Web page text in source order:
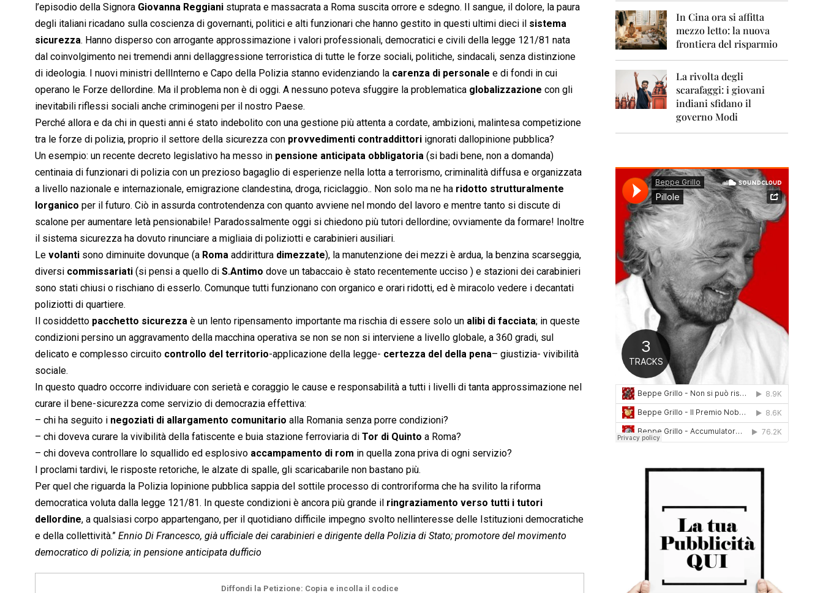
0
0
1
2
2
1
2
1
2
0
1
5
2
6
l’episodio della Signora Giovanna Reggiani stuprata e massacrata a Roma suscita orrore e sdegno. Il sangue, il dolore, la paura
degli italiani ricadano sulla coscienza di governanti, politici e alti funzionari che hanno gestito in questi ultimi dieci il  sistema
sicurezza. Hanno disperso con arrogante approssimazione i valori professionali, democratici e civili della legge 121/81 nata
dal coinvolgimento nei tremendi anni dellaggressione terroristica di tutte le forze sociali, politiche, sindacali, senza distinzione
di ideologia. I nuovi ministri dellInterno e Capo della Polizia stanno evidenziando la carenza di personale e di fondi in cui
operano le Forze dellordine. Ma il problema non è di oggi. A nessuno poteva sfuggire la problematica  globalizzazione  con gli
inevitabili riflessi sociali anche criminogeni per il nostro Paese.
Perché allora e da chi in questi anni é stato indebolito con una gestione più attenta a cordate, ambizioni, malintesa competizione
tra le forze di polizia, proprio il settore della sicurezza con provvedimenti contraddittori ignorati dallopinione pubblica?
Un esempio: un recente decreto legislativo ha messo in  pensione anticipata obbligatoria  (si badi bene, non a domanda)
centinaia di funzionari di polizia con un prezioso bagaglio di esperienze nella lotta a terrorismo, criminalità diffusa e organizzata
a livello nazionale e internazionale, emigrazione clandestina, droga, riciclaggio.. Non solo ma ne ha ridotto strutturalmente
lorganico per il futuro. Ciò in assurda controtendenza con quanto avviene nel mondo del lavoro e mentre tanto si discute di
scalone per aumentare letà pensionabile! Paradossalmente oggi si chiedono più tutori dellordine; ovviamente da formare! Inoltre
il sistema sicurezza ha dovuto rinunciare a migliaia di poliziotti e carabinieri ausiliari.
Le  volanti  sono diminuite dovunque (a Roma addirittura dimezzate), la manutenzione dei mezzi è ardua, la benzina scarseggia,
diversi commissariati (si pensi a quello di S.Antimo dove un tabaccaio è stato recentemente ucciso ) e stazioni dei carabinieri
sono stati chiusi o rischiano di esserlo. Comunque tutti funzionano con organico e orari ridotti, ed è miracolo vedere i decantati
poliziotti di quartiere.
Il cosiddetto pacchetto sicurezza è un lento ripensamento importante ma rischia di essere solo un alibi di facciata; in queste
condizioni persino un aggravamento della macchina operativa se non se non si interviene a livello globale, a 360 gradi, sul
delicato e complesso circuito  controllo del territorio-applicazione della legge- certezza del della pena– giustizia- vivibilità
sociale.
In questo quadro occorre individuare con serietà e coraggio le cause e responsabilità a tutti i livelli di tanta approssimazione nel
curare il bene-sicurezza come servizio di democrazia effettiva:
– chi ha seguito i negoziati di allargamento comunitario alla Romania senza porre condizioni?
– chi doveva curare la vivibilità della fatiscente e buia stazione ferroviaria di Tor di Quinto a Roma?
– chi doveva controllare lo squallido ed esplosivo accampamento di rom in quella zona priva di ogni servizio?
I proclami tardivi, le risposte retoriche, le alzate di spalle, gli scaricabarile non bastano più.
Per quel che riguarda la Polizia lopinione pubblica sappia del sottile processo di controriforma che ha svilito la riforma
democratica voluta dalla legge 121/81. In queste condizioni è ancora più grande il ringraziamento verso tutti i tutori
dellordine, a qualsiasi corpo appartengano, per il quotidiano difficile impegno svolto nellinteresse delle Istituzioni democratiche
e della collettività.” Ennio Di Francesco, già ufficiale dei carabinieri e dirigente della Polizia di Stato; promotore del movimento
democratico di polizia; in pensione anticipata dufficio
Diffondi la Petizione: Copia e incolla il codice
In Cina ora si affitta
mezzo letto: la nuova
frontiera del risparmio
La rivolta degli
scarafaggi: i giovani
indiani sfidano il
governo Modi